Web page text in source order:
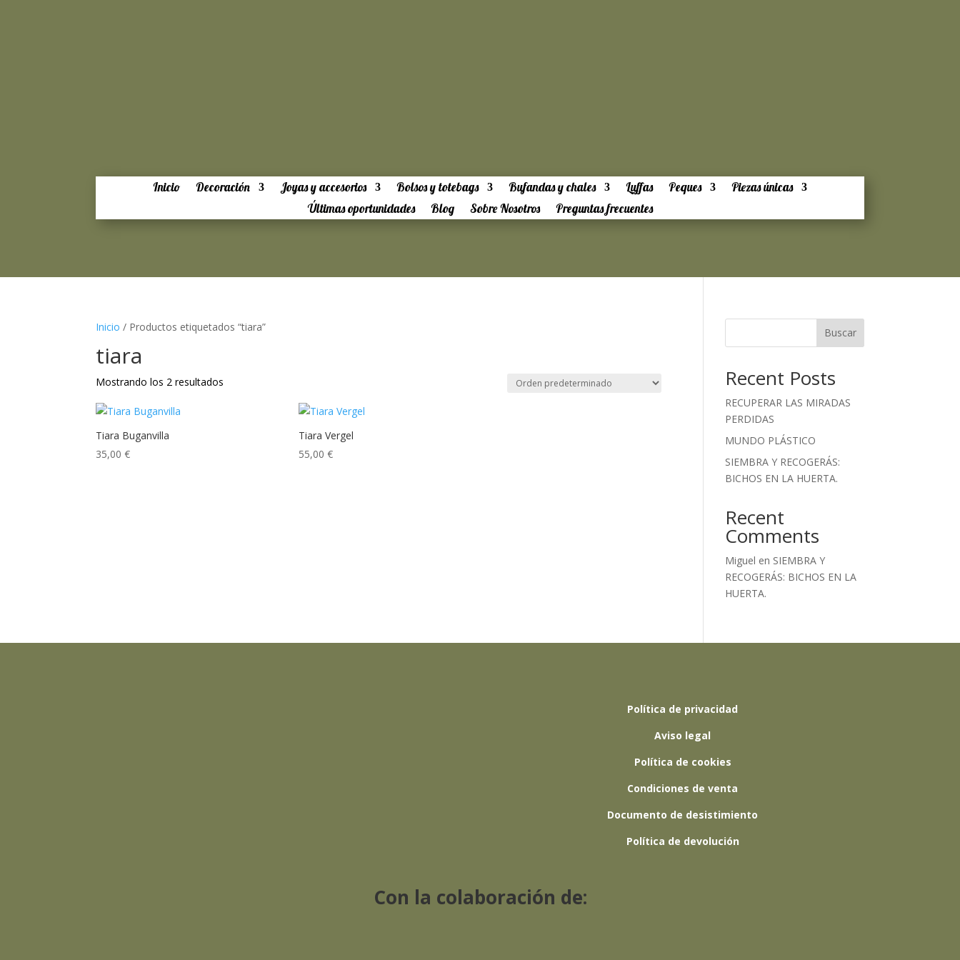
Inicio Decoración Joyas y accesorios Bolsos y totebags Bufandas y chales Luffas Peques
Piezas únicas
Últimas oportunidades
Blog Sobre Nosotros Preguntas frecuentes
Inicio / Productos etiquetados “tiara”
tiara
Mostrando los 2 resultados
Tiara Buganvilla
35,00€
Tiara Vergel
55,00 €
Buscar
Recent Posts
RECUPERAR LAS MIRADAS
PERDIDAS
MUNDO PLÁSTICO
SIEMBRA Y RECOGERÁS:
BICHOS EN LA HUERTA.
Recent
Comments
Miguel en SIEMBRA Y
RECOGERÁS: BICHOS EN LA
HUERTA.
Política de privacidad
Aviso legal
Política de cookies
Condiciones de venta
Documento de desistimiento
Política de devolución
Con la colaboración de: